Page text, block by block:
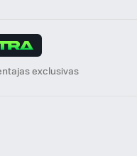
exclusivas